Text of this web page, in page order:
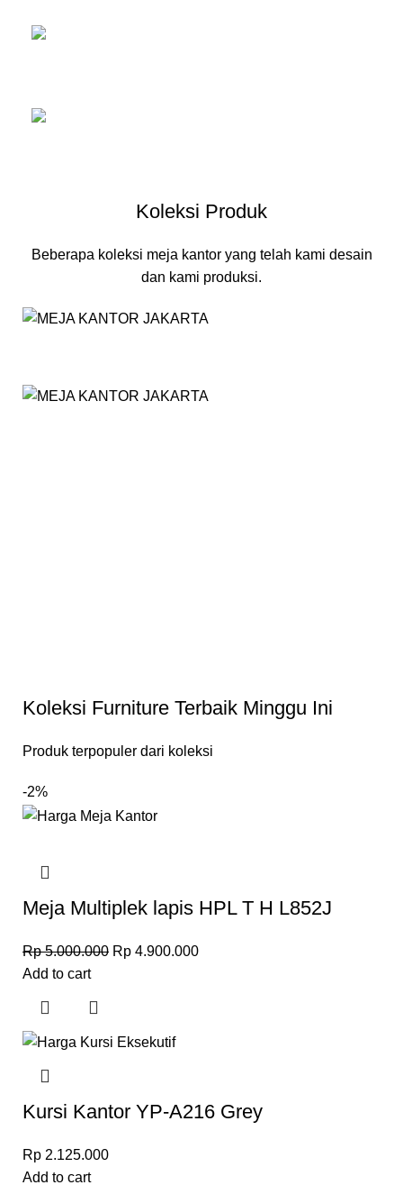
Koleksi Produk
Beberapa koleksi meja kantor yang telah kami desain
dan kami produksi.
Koleksi Furniture Terbaik Minggu Ini
Produk terpopuler dari koleksi
-2%
Meja Multiplek lapis HPL T H L852J
Rp5.000.000 Rp 4.900.000
Add to cart
Kursi Kantor YP-A216 Grey
Rp 2.125.000
Add to cart